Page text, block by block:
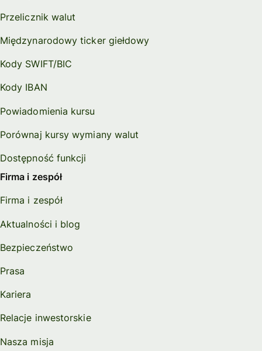
Przelicznik walut
Międzynarodowy ticker giełdowy
Kody SWIFT/BIC
Kody IBAN
Powiadomienia kursu
Porównaj kursy wymiany walut
Dostępność funkcji
Firma i zespół
Firma i zespół
Aktualności i blog
Bezpieczeństwo
Prasa
Kariera
Relacje inwestorskie
Nasza misja